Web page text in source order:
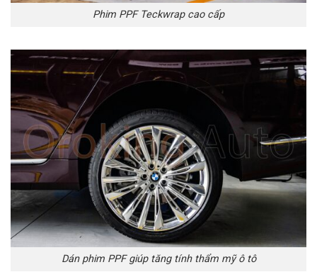
Phim PPF Teckwrap cao cấp
Dán phim PPF giúp tăng tính thẩm mỹ ô tô